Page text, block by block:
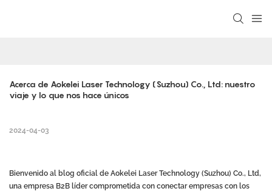
Acerca de Aokelei Laser Technology (Suzhou) Co., Ltd: nuestro
viaje y lo que nos hace únicos
2024-04-03
Bienvenido al blog oficial de Aokelei Laser Technology (Suzhou) Co., Ltd,
una empresa B2B líder comprometida con conectar empresas con los